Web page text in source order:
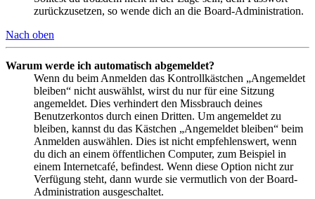
zurückzusetzen, so wende dich an die Board-Administration.
Nach oben
Warum werde ich automatisch abgemeldet?
Wenn du beim Anmelden das Kontrollkästchen „Angemeldet
bleiben“ nicht auswählst, wirst du nur für eine Sitzung
angemeldet. Dies verhindert den Missbrauch deines
Benutzerkontos durch einen Dritten. Um angemeldet zu
bleiben, kannst du das Kästchen „Angemeldet bleiben“ beim
Anmelden auswählen. Dies ist nicht empfehlenswert, wenn
du dich an einem öffentlichen Computer, zum Beispiel in
einem Internetcafé, befindest. Wenn diese Option nicht zur
Verfügung steht, dann wurde sie vermutlich von der Board-
Administration ausgeschaltet.